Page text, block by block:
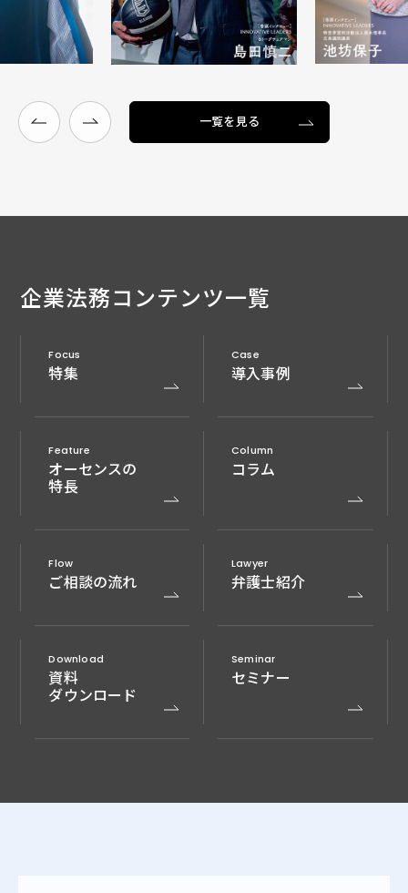
一覧を見る
企業法務コンテンツ一覧
Focus
特集
Case
導入事例
Feature
オーセンスの
特長
Column
コラム
Flow
ご相談の流れ
Lawyer
弁護士紹介
Download
資料
ダウンロード
Seminar
セミナー